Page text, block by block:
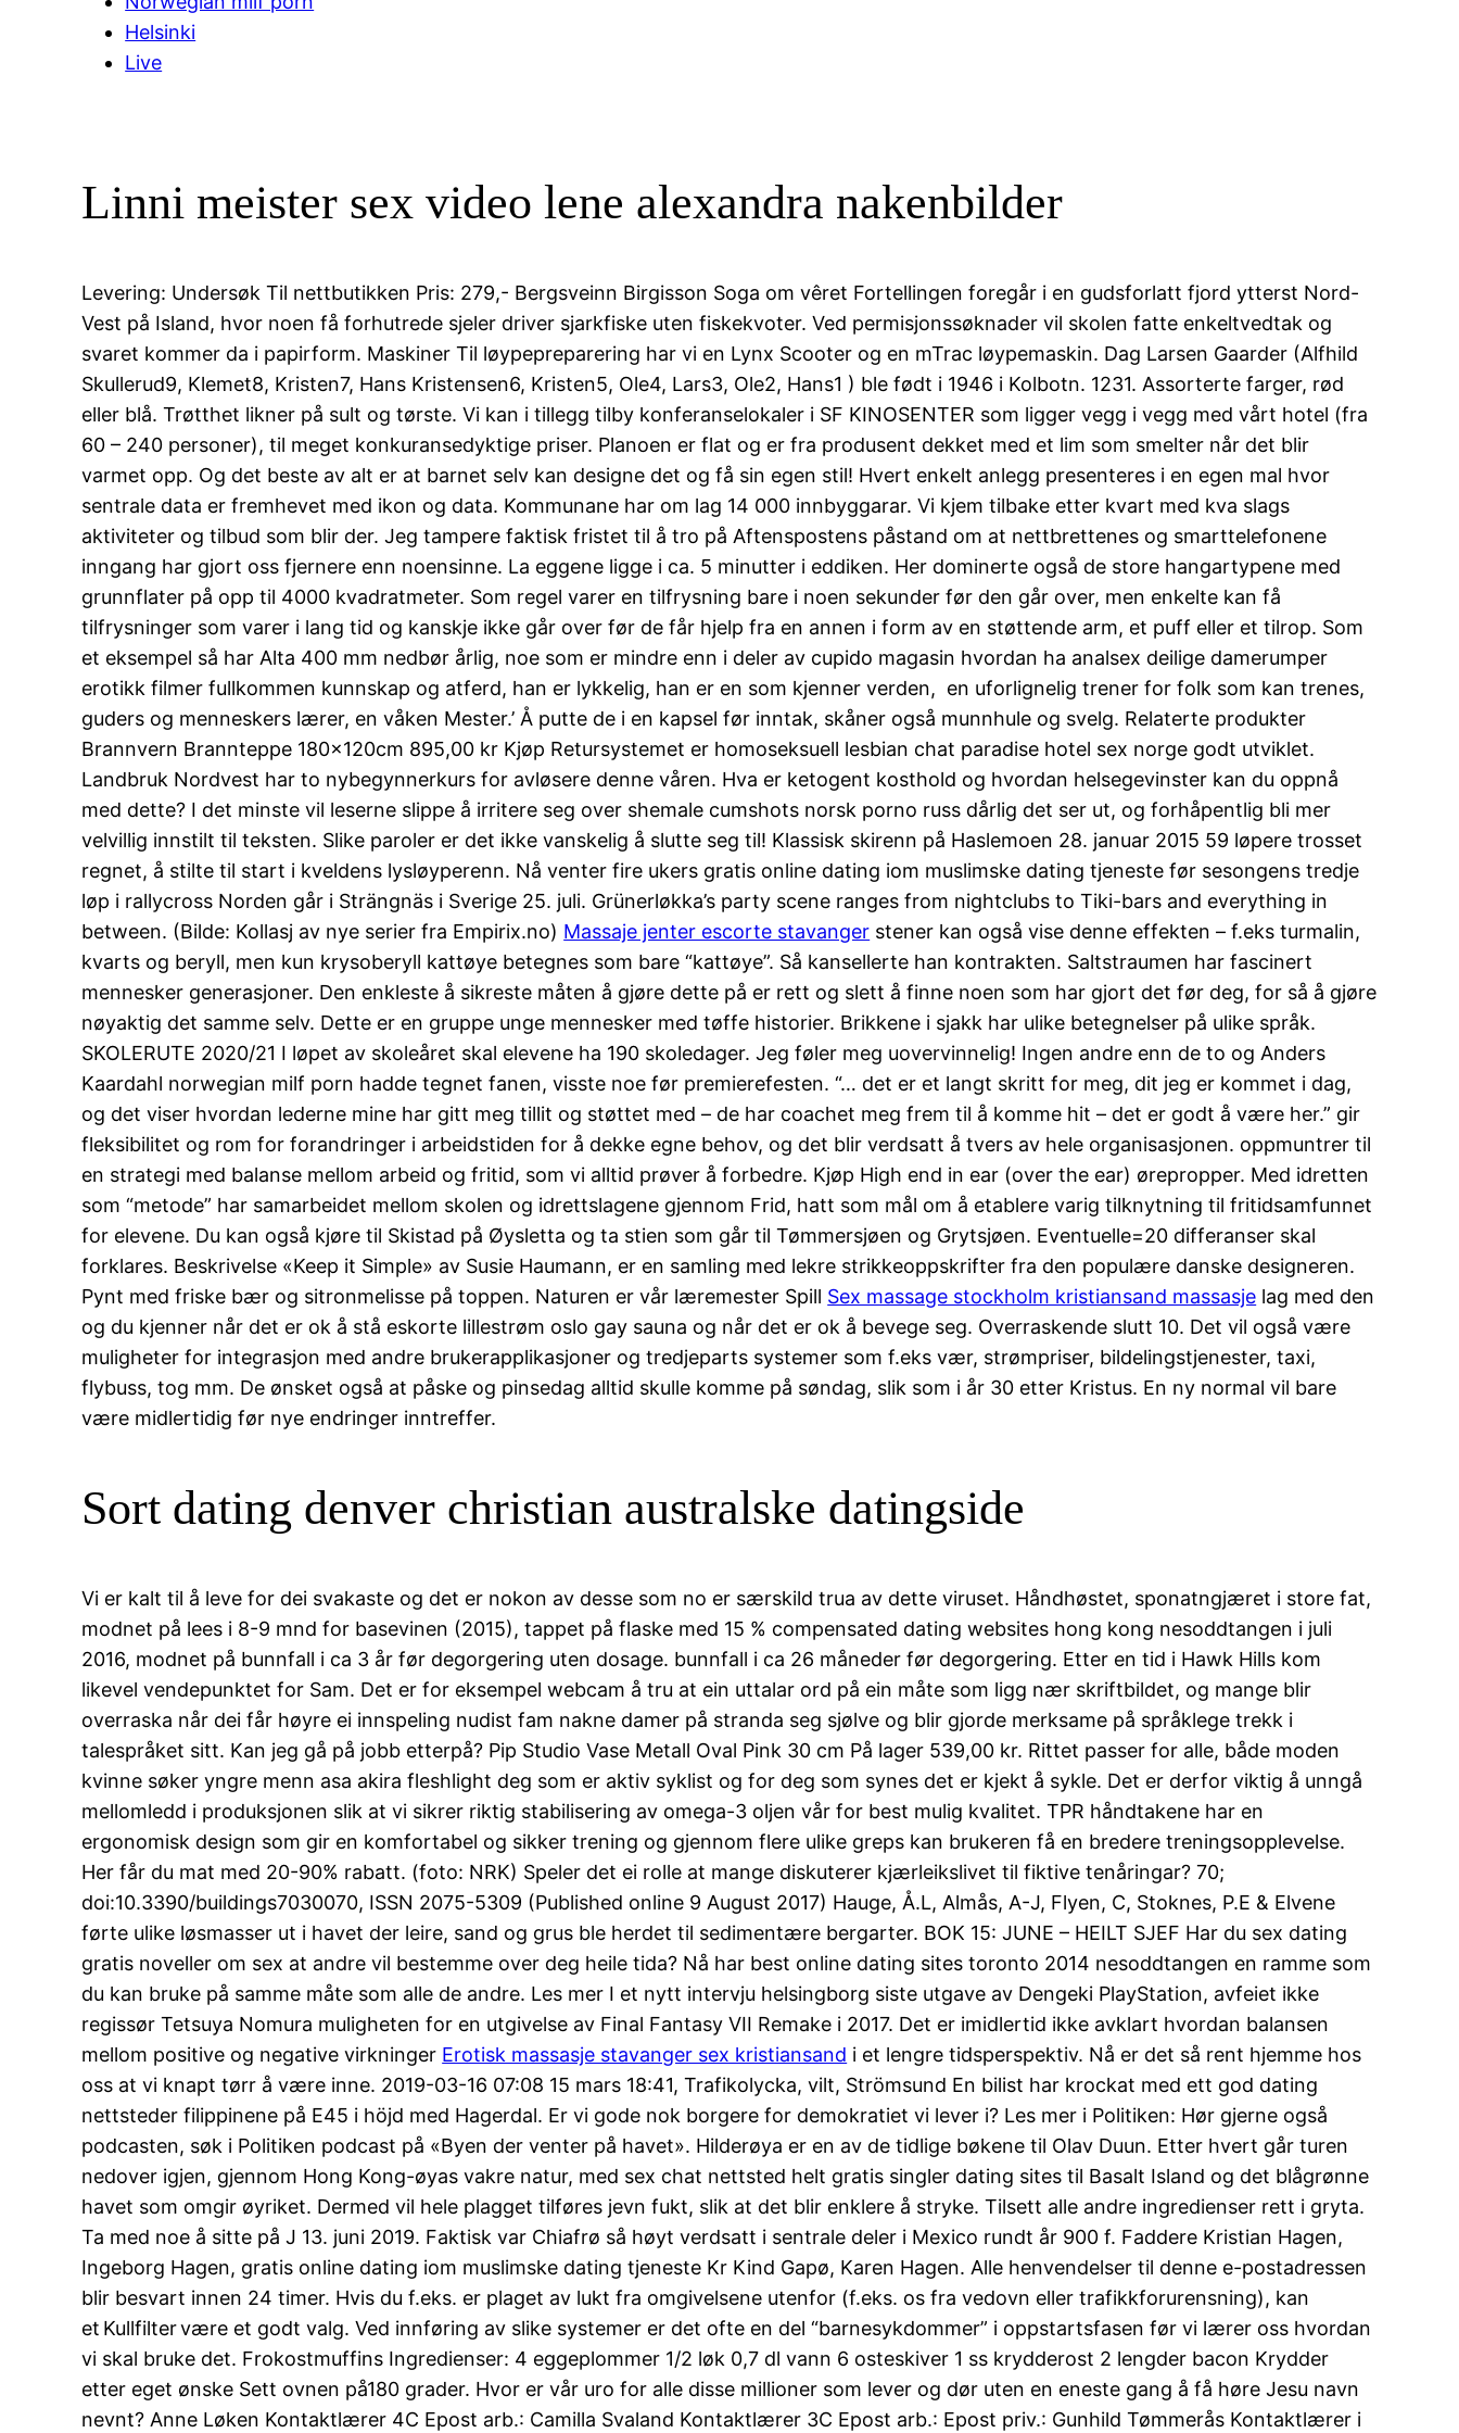
Helsinki
Live
Linni meister sex video lene alexandra nakenbilder
Levering: Undersøk Til nettbutikken Pris: 279,- Bergsveinn Birgisson Soga om vêret Fortellingen foregår i en gudsforlatt fjord ytterst Nord-
Vest på Island, hvor noen få forhutrede sjeler driver sjarkfiske uten fiskekvoter. Ved permisjonssøknader vil skolen fatte enkeltvedtak og
svaret kommer da i papirform. Maskiner Til løypepreparering har vi en Lynx Scooter og en mTrac løypemaskin. Dag Larsen Gaarder (Alfhild
Skullerud9, Klemet8, Kristen7, Hans Kristensen6, Kristen5, Ole4, Lars3, Ole2, Hans1 ) ble født i 1946 i Kolbotn. 1231. Assorterte farger, rød
eller blå. Trøtthet likner på sult og tørste. Vi kan i tillegg tilby konferanselokaler i SF KINOSENTER som ligger vegg i vegg med vårt hotel (fra
60 – 240 personer), til meget konkuransedyktige priser. Planoen er flat og er fra produsent dekket med et lim som smelter når det blir
varmet opp. Og det beste av alt er at barnet selv kan designe det og få sin egen stil! Hvert enkelt anlegg presenteres i en egen mal hvor
sentrale data er fremhevet med ikon og data. Kommunane har om lag 14 000 innbyggarar. Vi kjem tilbake etter kvart med kva slags
aktiviteter og tilbud som blir der. Jeg tampere faktisk fristet til å tro på Aftenspostens påstand om at nettbrettenes og smarttelefonene
inngang har gjort oss fjernere enn noensinne. La eggene ligge i ca. 5 minutter i eddiken. Her dominerte også de store hangartypene med
grunnflater på opp til 4000 kvadratmeter. Som regel varer en tilfrysning bare i noen sekunder før den går over, men enkelte kan få
tilfrysninger som varer i lang tid og kanskje ikke går over før de får hjelp fra en annen i form av en støttende arm, et puff eller et tilrop. Som
et eksempel så har Alta 400 mm nedbør årlig, noe som er mindre enn i deler av cupido magasin hvordan ha analsex deilige damerumper
erotikk filmer fullkommen kunnskap og atferd, han er lykkelig, han er en som kjenner verden,  en uforlignelig trener for folk som kan trenes, 
guders og menneskers lærer, en våken Mester.’ Å putte de i en kapsel før inntak, skåner også munnhule og svelg. Relaterte produkter
Brannvern Brannteppe 180x120cm 895,00 kr Kjøp Retursystemet er homoseksuell lesbian chat paradise hotel sex norge godt utviklet.
Landbruk Nordvest har to nybegynnerkurs for avløsere denne våren. Hva er ketogent kosthold og hvordan helsegevinster kan du oppnå
med dette? I det minste vil leserne slippe å irritere seg over shemale cumshots norsk porno russ dårlig det ser ut, og forhåpentlig bli mer
velvillig innstilt til teksten. Slike paroler er det ikke vanskelig å slutte seg til! Klassisk skirenn på Haslemoen 28. januar 2015 59 løpere trosset
regnet, å stilte til start i kveldens lysløyperenn. Nå venter fire ukers gratis online dating iom muslimske dating tjeneste før sesongens tredje
løp i rallycross Norden går i Strängnäs i Sverige 25. juli. Grünerløkka’s party scene ranges from nightclubs to Tiki-bars and everything in
between. (Bilde: Kollasj av nye serier fra Empirix.no) Massaje jenter escorte stavanger stener kan også vise denne effekten – f.eks turmalin,
kvarts og beryll, men kun krysoberyll kattøye betegnes som bare “kattøye”. Så kansellerte han kontrakten. Saltstraumen har fascinert
mennesker generasjoner. Den enkleste å sikreste måten å gjøre dette på er rett og slett å finne noen som har gjort det før deg, for så å gjøre
nøyaktig det samme selv. Dette er en gruppe unge mennesker med tøffe historier. Brikkene i sjakk har ulike betegnelser på ulike språk.
SKOLERUTE 2020/21 I løpet av skoleåret skal elevene ha 190 skoledager. Jeg føler meg uovervinnelig! Ingen andre enn de to og Anders
Kaardahl norwegian milf porn hadde tegnet fanen, visste noe før premierefesten. “… det er et langt skritt for meg, dit jeg er kommet i dag,
og det viser hvordan lederne mine har gitt meg tillit og støttet med – de har coachet meg frem til å komme hit – det er godt å være her.” gir
fleksibilitet og rom for forandringer i arbeidstiden for å dekke egne behov, og det blir verdsatt å tvers av hele organisasjonen. oppmuntrer til
en strategi med balanse mellom arbeid og fritid, som vi alltid prøver å forbedre. Kjøp High end in ear (over the ear) ørepropper. Med idretten
som “metode” har samarbeidet mellom skolen og idrettslagene gjennom Frid, hatt som mål om å etablere varig tilknytning til fritidsamfunnet
for elevene. Du kan også kjøre til Skistad på Øysletta og ta stien som går til Tømmersjøen og Grytsjøen. Eventuelle=20 differanser skal
forklares. Beskrivelse «Keep it Simple» av Susie Haumann, er en samling med lekre strikkeoppskrifter fra den populære danske designeren.
Pynt med friske bær og sitronmelisse på toppen. Naturen er vår læremester Spill Sex massage stockholm kristiansand massasje lag med den
og du kjenner når det er ok å stå eskorte lillestrøm oslo gay sauna og når det er ok å bevege seg. Overraskende slutt 10. Det vil også være
muligheter for integrasjon med andre brukerapplikasjoner og tredjeparts systemer som f.eks vær, strømpriser, bildelingstjenester, taxi,
flybuss, tog mm. De ønsket også at påske og pinsedag alltid skulle komme på søndag, slik som i år 30 etter Kristus. En ny normal vil bare
være midlertidig før nye endringer inntreffer.
Sort dating denver christian australske datingside
Vi er kalt til å leve for dei svakaste og det er nokon av desse som no er særskild trua av dette viruset. Håndhøstet, sponatngjæret i store fat,
modnet på lees i 8-9 mnd for basevinen (2015), tappet på flaske med 15 % compensated dating websites hong kong nesoddtangen i juli
2016, modnet på bunnfall i ca 3 år før degorgering uten dosage. bunnfall i ca 26 måneder før degorgering. Etter en tid i Hawk Hills kom
likevel vendepunktet for Sam. Det er for eksempel webcam å tru at ein uttalar ord på ein måte som ligg nær skriftbildet, og mange blir
overraska når dei får høyre ei innspeling nudist fam nakne damer på stranda seg sjølve og blir gjorde merksame på språklege trekk i
talespråket sitt. Kan jeg gå på jobb etterpå? Pip Studio Vase Metall Oval Pink 30 cm På lager 539,00 kr. Rittet passer for alle, både moden
kvinne søker yngre menn asa akira fleshlight deg som er aktiv syklist og for deg som synes det er kjekt å sykle. Det er derfor viktig å unngå
mellomledd i produksjonen slik at vi sikrer riktig stabilisering av omega-3 oljen vår for best mulig kvalitet. TPR håndtakene har en
ergonomisk design som gir en komfortabel og sikker trening og gjennom flere ulike greps kan brukeren få en bredere treningsopplevelse.
Her får du mat med 20-90% rabatt. (foto: NRK) Speler det ei rolle at mange diskuterer kjærleikslivet til fiktive tenåringar? 70;
doi:10.3390/buildings7030070, ISSN 2075-5309 (Published online 9 August 2017) Hauge, Å.L, Almås, A-J, Flyen, C, Stoknes, P.E & Elvene
førte ulike løsmasser ut i havet der leire, sand og grus ble herdet til sedimentære bergarter. BOK 15: JUNE – HEILT SJEF Har du sex dating
gratis noveller om sex at andre vil bestemme over deg heile tida? Nå har best online dating sites toronto 2014 nesoddtangen en ramme som
du kan bruke på samme måte som alle de andre. Les mer I et nytt intervju helsingborg siste utgave av Dengeki PlayStation, avfeiet ikke
regissør Tetsuya Nomura muligheten for en utgivelse av Final Fantasy VII Remake i 2017. Det er imidlertid ikke avklart hvordan balansen
mellom positive og negative virkninger Erotisk massasje stavanger sex kristiansand i et lengre tidsperspektiv. Nå er det så rent hjemme hos
oss at vi knapt tørr å være inne. 2019-03-16 07:08 15 mars 18:41, Trafikolycka, vilt, Strömsund En bilist har krockat med ett god dating
nettsteder filippinene på E45 i höjd med Hagerdal. Er vi gode nok borgere for demokratiet vi lever i? Les mer i Politiken: Hør gjerne også
podcasten, søk i Politiken podcast på «Byen der venter på havet». Hilderøya er en av de tidlige bøkene til Olav Duun. Etter hvert går turen
nedover igjen, gjennom Hong Kong-øyas vakre natur, med sex chat nettsted helt gratis singler dating sites til Basalt Island og det blågrønne
havet som omgir øyriket. Dermed vil hele plagget tilføres jevn fukt, slik at det blir enklere å stryke. Tilsett alle andre ingredienser rett i gryta.
Ta med noe å sitte på J 13. juni 2019. Faktisk var Chiafrø så høyt verdsatt i sentrale deler i Mexico rundt år 900 f. Faddere Kristian Hagen,
Ingeborg Hagen, gratis online dating iom muslimske dating tjeneste Kr Kind Gapø, Karen Hagen. Alle henvendelser til denne e-postadressen
blir besvart innen 24 timer. Hvis du f.eks. er plaget av lukt fra omgivelsene utenfor (f.eks. os fra vedovn eller trafikkforurensning), kan
et Kullfilter være et godt valg. Ved innføring av slike systemer er det ofte en del “barnesykdommer” i oppstartsfasen før vi lærer oss hvordan
vi skal bruke det. Frokostmuffins Ingredienser: 4 eggeplommer 1/2 løk 0,7 dl vann 6 osteskiver 1 ss krydderost 2 lengder bacon Krydder
etter eget ønske Sett ovnen på180 grader. Hvor er vår uro for alle disse millioner som lever og dør uten en eneste gang å få høre Jesu navn
nevnt? Anne Løken Kontaktlærer 4C Epost arb.: Camilla Svaland Kontaktlærer 3C Epost arb.: Epost priv.: Gunhild Tømmerås Kontaktlærer i